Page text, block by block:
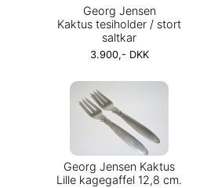
Georg Jensen
Kaktus tesiholder / stort
saltkar
3.900,- DKK
Georg Jensen Kaktus
Lille kagegaffel 12,8 cm.